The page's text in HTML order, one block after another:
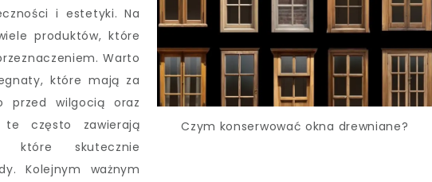
Czym konserwować okna drewniane?
i estetyki. Na
produktów, które
Warto
które mają za
przed wilgocią oraz
te często zawierają
które skutecznie
Kolejnym ważnym